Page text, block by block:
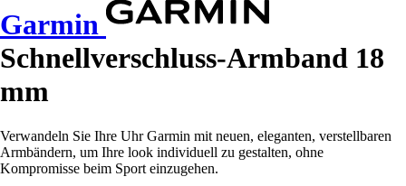
Garmin
Schnellverschluss-Armband 18
mm
Verwandeln Sie Ihre Uhr Garmin mit neuen, eleganten, verstellbaren
Armbändern, um Ihre look individuell zu gestalten, ohne
Kompromisse beim Sport einzugehen.